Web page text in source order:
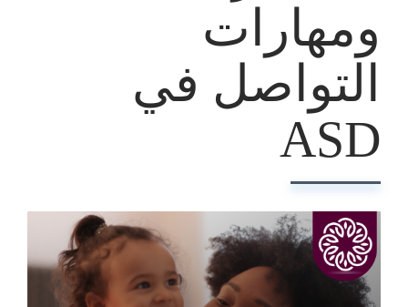
ومهارات
التواصل في
ASD